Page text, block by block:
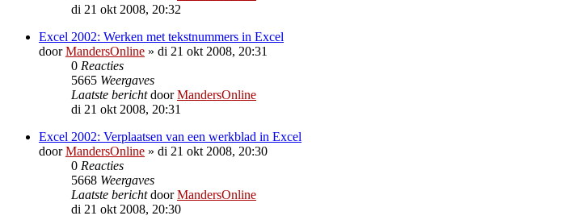
di 21 okt 2008, 20:32
Excel 2002: Werken met tekstnummers in Excel
doorMandersOnline » di 21 okt 2008, 20:31
0 Reacties
5665 Weergaves
Laatste berichtdoorMandersOnline
di 21 okt 2008, 20:31
Excel 2002: Verplaatsen van een werkblad in Excel
doorMandersOnline » di 21 okt 2008, 20:30
0 Reacties
5668 Weergaves
Laatste berichtdoorMandersOnline
di 21 okt 2008, 20:30